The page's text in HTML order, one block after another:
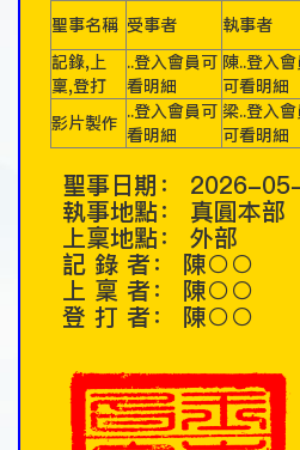
聖事名稱 受事者 執事者
記錄,上
稟,登打
..登入會員可
看明細
陳..登入
可看明細
影片製作 ..登入會員可
看明細
梁..登入會
可看明細
聖事日期： 2026-
執事地點： 真圓本部
上稟地點： 外部
記 錄 者： 陳○○
上 稟 者： 陳○○
登 打 者： 陳○○